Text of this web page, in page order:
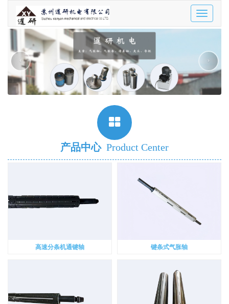
Toggle
‹ ›
产品中心 Product Center
高速分条机通键轴 键条式气胀轴